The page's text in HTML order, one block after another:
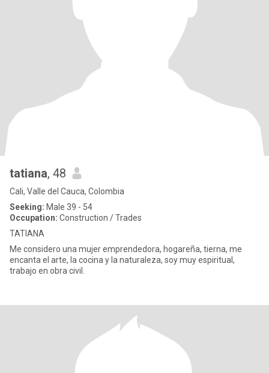
tatiana, 48
Cali, Valle del Cauca, Colombia
Seeking: Male 39 - 54
Occupation: Construction / Trades
TATIANA
Me considero una mujer emprendedora, hogareña, tierna, me
encanta el arte, la cocina y la naturaleza, soy muy espiritual,
trabajo en obra civil.